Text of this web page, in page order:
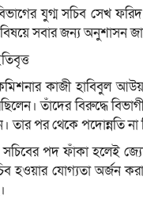
যুগ্ম সচিব সেখ
সবার জন্য অনুশাসন
কমিশনার কাজী হাবিবুল
তাঁদের বিরুদ্ধে
তার পর থেকে পদোন্নতি
সচিবের পদ ফাঁকা হলেই
হওয়ার যোগ্যতা অর্জন